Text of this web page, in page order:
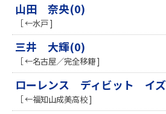
山田 奈央(0)
［ ←水戸 ]
三井 大輝(0)
［ ←名古屋／完全移籍 ]
ローレンス ディビット イ
［ ←福知山成美高校 ]